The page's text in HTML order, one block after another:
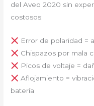
del Aveo 2020 sin
costosos:
Error de polaridad =
Chispazos por mala
Picos de voltaje =
Aflojamiento =
batería